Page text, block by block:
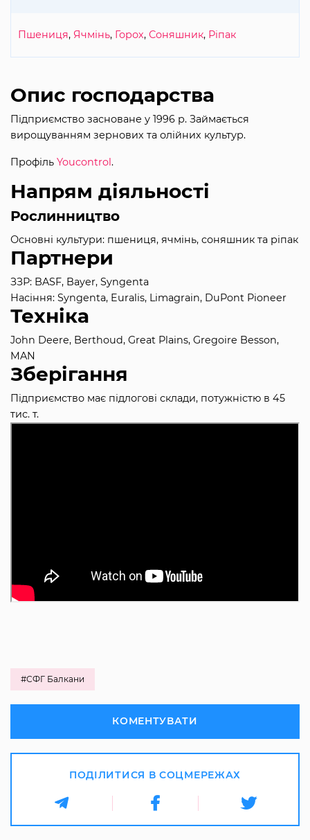
Пшениця, Ячмінь, Горох, Соняшник, Ріпак
Опис господарства
Підприємство засноване у 1996 р. Займається
вирощуванням зернових та олійних культур.
Профіль Youcontrol.
Напрям діяльності
Рослинництво
Основні культури: пшениця, ячмінь, соняшник та ріпак
Партнери
ЗЗР: BASF, Bayer, Syngenta
Насіння: Syngenta, Euralis, Limagrain, DuPont Pioneer
Техніка
John Deere, Berthoud, Great Plains, Gregoire Besson,
MAN
Зберігання
Підприємство має підлогові склади, потужністю в 45
тис. т.
#СФГ Балкани
КОМЕНТУВАТИ
ПОДІЛИТИСЯ В СОЦМЕРЕЖАХ